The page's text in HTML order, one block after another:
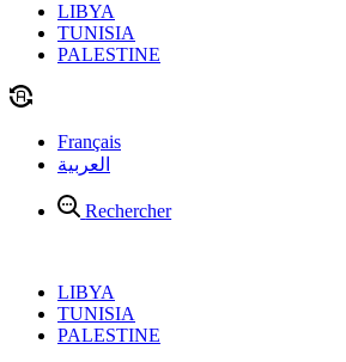
LIBYA
TUNISIA
PALESTINE
Français
العربية
Rechercher
LIBYA
TUNISIA
PALESTINE